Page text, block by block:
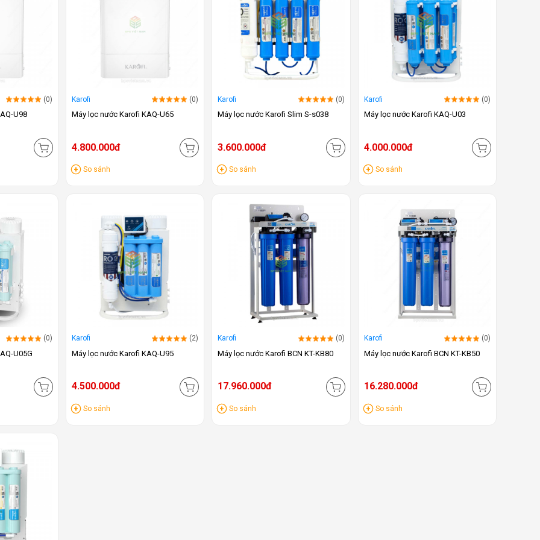
(0)
U98
Karofi (0)
Máy lọc nước Karofi KAQ-U65
4.800.000đ
So sánh
Karofi (0)
Máy lọc nước Karofi Slim S-s038
3.600.000đ
So sánh
Karofi (0)
Máy lọc nước Karofi KAQ-U03
4.000.000đ
So sánh
(0)
U05G
Karofi (2)
Máy lọc nước Karofi KAQ-U95
4.500.000đ
So sánh
Karofi (0)
Máy lọc nước Karofi BCN KT-KB80
17.960.000đ
So sánh
Karofi (0)
Máy lọc nước Karofi BCN KT-KB50
16.280.000đ
So sánh